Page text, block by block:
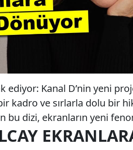
ediyor: Kanal D’nin yeni
bir kadro ve sırlarla dolu bir
bu dizi, ekranların yeni